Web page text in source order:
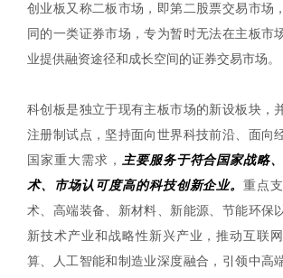
创业板又称二板市场，即第二股票交易市场
同的一类证券市场，专为暂时无法在主板市
业提供融资途径和成长空间的证券交易市场。
科创板是独立于现有主板市场的新设板块，
注册制试点，坚持面向世界科技前沿、面向
国家重大需求， 主要服务于符合国家战略
术、市场认可度高的科技创新企业。重点
术、高端装备、新材料、新能源、节能环保
新技术产业和战略性新兴产业，推动互联
算、人工智能和制造业深度融合，引领中高